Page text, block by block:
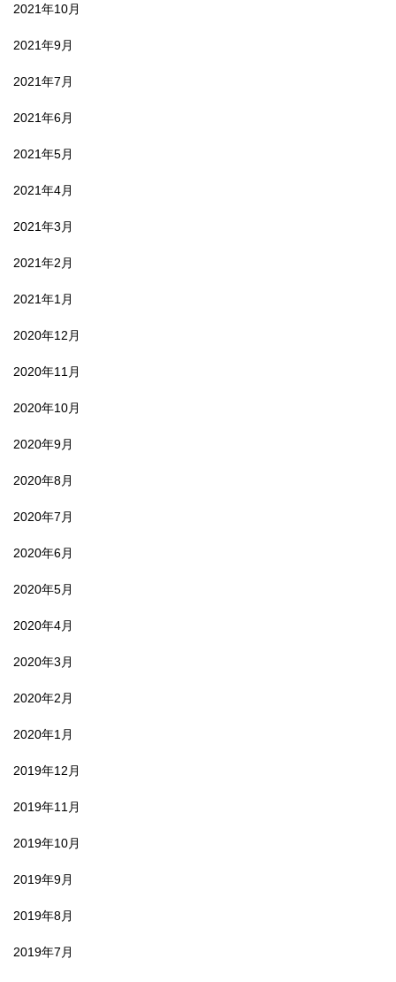
2021年10月
2021年9月
2021年7月
2021年6月
2021年5月
2021年4月
2021年3月
2021年2月
2021年1月
2020年12月
2020年11月
2020年10月
2020年9月
2020年8月
2020年7月
2020年6月
2020年5月
2020年4月
2020年3月
2020年2月
2020年1月
2019年12月
2019年11月
2019年10月
2019年9月
2019年8月
2019年7月